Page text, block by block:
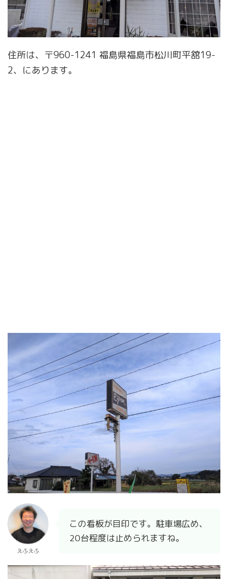
住所は、〒960-1241 福島県福島市松川町平舘19-
2、にあります。
えふえふ
この看板が目印です。駐車場広め、
20台程度は止められますね。